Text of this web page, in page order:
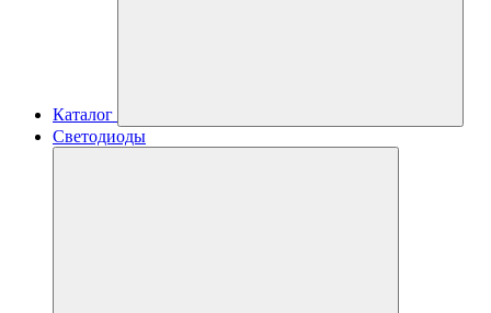
Каталог
Светодиоды